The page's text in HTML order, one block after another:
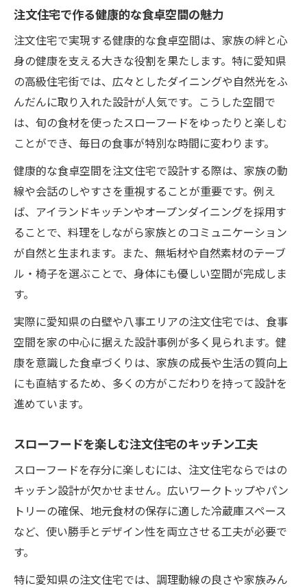
注文住宅で作る健康的な食卓空間の魅力
注文住宅で実現する健康的な食卓空間は、家族の絆と心
身の健康を支える大きな役割を果たします。特に愛知県
の高級住宅街では、広々としたダイニングや自然光をふ
んだんに取り入れた設計が人気です。こうした空間で
は、旬の食材を使ったスローフードをゆったりと楽しむ
ことができ、毎日の食事が特別な時間に変わります。
健康的な食卓空間を注文住宅で設計する際は、家族の動
線や会話のしやすさを重視することが重要です。例え
ば、アイランドキッチンやオープンダイニングを採用す
ることで、料理をしながら家族とのコミュニケーション
が自然と生まれます。また、無垢材や自然素材のテーブ
ル・椅子を選ぶことで、身体にも優しい空間が完成しま
す。
実際に愛知県の白壁や八事エリアの注文住宅では、食事
空間を家の中心に据えた設計事例が多く見られます。健
康を意識した食卓づくりは、家族の成長や生活の質向上
にも直結するため、多くの方がこだわりを持って設計を
進めています。
スローフードを楽しむ注文住宅のキッチン工夫
スローフードを存分に楽しむには、注文住宅ならではの
キッチン設計が欠かせません。広いワークトップやパン
トリーの確保、地元食材の保存に適した冷蔵庫スペース
など、使い勝手とデザイン性を両立させる工夫が必要で
す。
特に愛知県の注文住宅では、調理動線の良さや家族みん